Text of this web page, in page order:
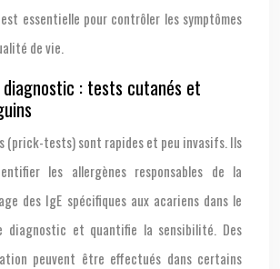
essentielle pour contrôler les symptômes
de vie.
: tests cutanés et
(prick-tests) sont rapides et peu invasifs. Ils
les allergènes responsables de la
des IgE spécifiques aux acariens dans le
diagnostic et quantifie la sensibilité. Des
peuvent être effectués dans certains